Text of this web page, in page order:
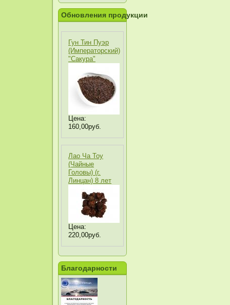
Обновления продукции
Гун Тин Пуэр
(Императорский)
"Сакура"
Цена:
160,00руб.
Лао Ча Тоу
(Чайные
Головы) (г.
Линцан) 8 лет
Цена:
220,00руб.
Благодарности